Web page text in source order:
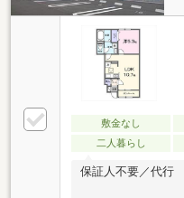
敷金なし
二人暮らし
保証人不要／代行